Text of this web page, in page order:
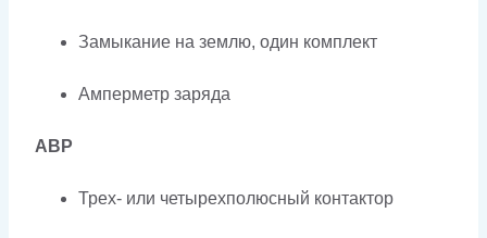
Замыкание на землю, один комплект
Амперметр заряда
АВР
Трех- или четырехполюсный контактор